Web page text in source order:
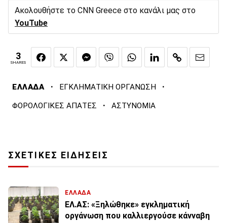
Ακολουθήστε το CNN Greece στο κανάλι μας στο
YouTube
3
SHARES
ΕΛΛΑΔΑ · ΕΓΚΛΗΜΑΤΙΚΗ ΟΡΓΑΝΩΣΗ ·
ΦΟΡΟΛΟΓΙΚΕΣ ΑΠΑΤΕΣ · ΑΣΤΥΝΟΜΙΑ
ΣΧΕΤΙΚΕΣ ΕΙΔΗΣΕΙΣ
ΕΛΛΑΔΑ
ΕΛ.ΑΣ: «Ξηλώθηκε» εγκληματική
οργάνωση που καλλιεργούσε κάνναβη